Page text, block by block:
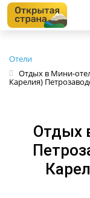
Отели
Отдых в Мини-
Карелия)
Отдых